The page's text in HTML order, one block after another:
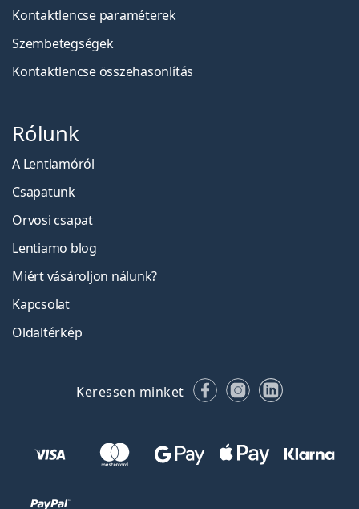
Kontaktlencse paraméterek
Szembetegségek
Kontaktlencse összehasonlítás
Rólunk
A Lentiamóról
Csapatunk
Orvosi csapat
Lentiamo blog
Miért vásároljon nálunk?
Kapcsolat
Oldaltérkép
Keressen minket FacebookInstagram
LinkedIn